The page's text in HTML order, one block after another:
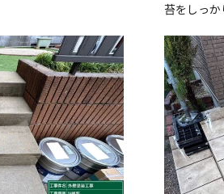
苔をしっ